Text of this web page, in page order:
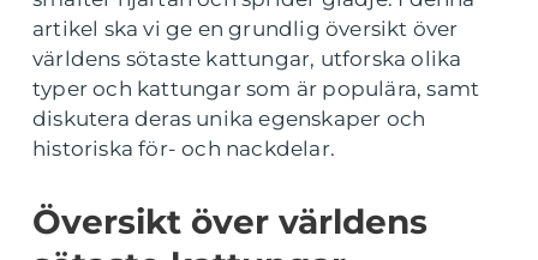
artikel ska vi ge en grundlig översikt över
världens sötaste kattungar, utforska olika
typer och kattungar som är populära, samt
diskutera deras unika egenskaper och
historiska för- och nackdelar.
Översikt över världens